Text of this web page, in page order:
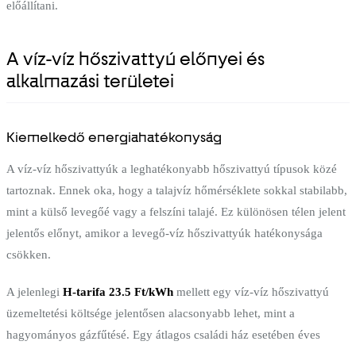
előállítani.
A víz-víz hőszivattyú előnyei és
alkalmazási területei
Kiemelkedő energiahatékonyság
A víz-víz hőszivattyúk a leghatékonyabb hőszivattyú típusok közé
tartoznak. Ennek oka, hogy a talajvíz hőmérséklete sokkal stabilabb,
mint a külső levegőé vagy a felszíni talajé. Ez különösen télen jelent
jelentős előnyt, amikor a levegő-víz hőszivattyúk hatékonysága
csökken.
A jelenlegi H-tarifa 23.5 Ft/kWh mellett egy víz-víz hőszivattyú
üzemeltetési költsége jelentősen alacsonyabb lehet, mint a
hagyományos gázfűtésé. Egy átlagos családi ház esetében éves